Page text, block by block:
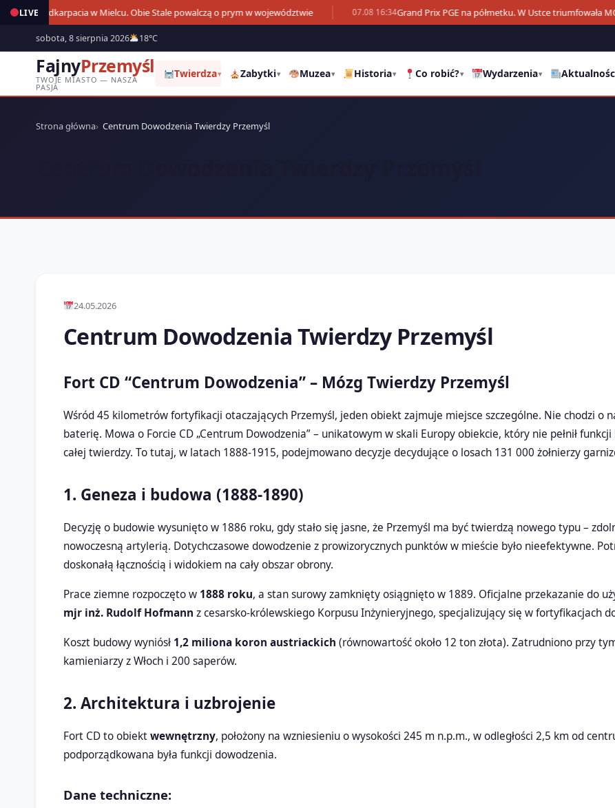
LIVE
Derby Podkarpacia w Mielcu. Obie Stale powalczą o prym w województwie 07.08 16:34Grand Prix PGE na półmetku. W Ustce triumfowała
sobota, 8 sierpnia 2026 18°C
FajnyPrzemyśl
TWOJE MIASTO — NASZA
PASJA
Twierdza▾ Zabytki▾ Muzea▾ Historia▾ Co robić?▾ Wydarzenia▾
Strona główna Centrum Dowodzenia Twierdzy Przemyśl
24.05.2026
Centrum Dowodzenia Twierdzy Przemyśl
Fort CD “Centrum Dowodzenia” – Mózg Twierdzy Przemyśl
Wśród 45 kilometrów fortyfikacji otaczających Przemyśl, jeden obiekt zajmuje miejsce szczególne. Nie chodzi o
baterię. Mowa o Forcie CD „Centrum Dowodzenia” – unikatowym w skali Europy obiekcie, który nie pełnił
całej twierdzy. To tutaj, w latach 1888-1915, podejmowano decyzje decydujące o losach 131 000 żołnierzy
1. Geneza i budowa (1888-1890)
Decyzję o budowie wysunięto w 1886 roku, gdy stało się jasne, że Przemyśl ma być twierdzą nowego typu –
nowoczesną artylerią. Dotychczasowe dowodzenie z prowizorycznych punktów w mieście było nieefektywne.
doskonałą łącznością i widokiem na cały obszar obrony.
Prace ziemne rozpoczęto w 1888 roku, a stan surowy zamknięty osiągnięto w 1889. Oficjalne przekazanie do
mjr inż. Rudolf Hofmann z cesarsko-królewskiego Korpusu Inżynieryjnego, specjalizujący się w fortyfikacjach
Koszt budowy wyniósł 1,2 miliona koron austriackich (równowartość około 12 ton złota). Zatrudniono przy
kamieniarzy z Włoch i 200 saperów.
2. Architektura i uzbrojenie
Fort CD to obiektwewnętrzny, położony na wzniesieniu o wysokości 245 m n.p.m., w odległości 2,5 km od
podporządkowana była funkcji dowodzenia.
Dane techniczne: